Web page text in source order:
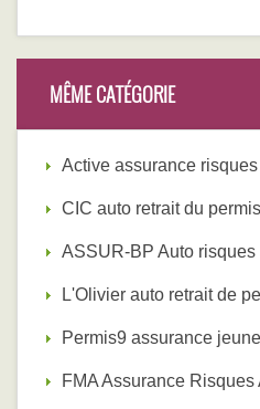
MÊME CATÉGORIE
Active assurance
CIC auto retrait du permis
ASSUR-BP Auto risques
L'Olivier auto retrait de
Permis9 assurance
FMA Assurance Risques